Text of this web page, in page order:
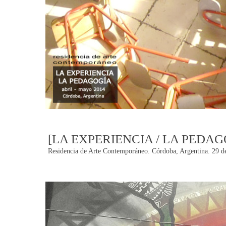
[LA EXPERIENCIA / LA
Residencia de Arte Contemporáneo. Córdoba, Argentina. 29
Post
navigation